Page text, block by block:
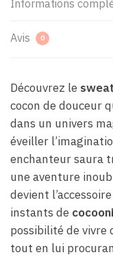
Informations
Avis 0
Découvrez le
cocon de douceur
dans un univers
éveiller
enchanteur saura
une aventure
devient
instants de
possibilité de vivre
tout en lui